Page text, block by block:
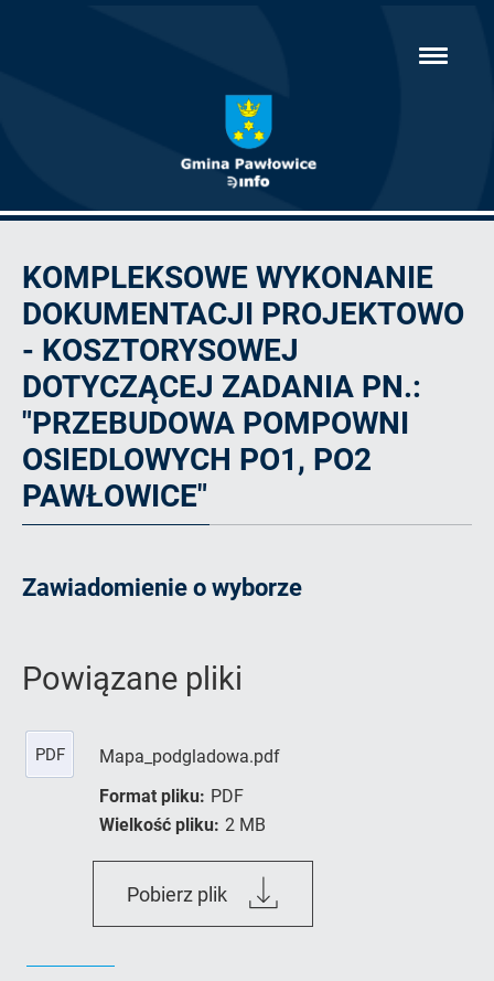
KOMPLEKSOWE WYKONANIE
DOKUMENTACJI PROJEKTOWO
- KOSZTORYSOWEJ
DOTYCZĄCEJ ZADANIA PN.:
"PRZEBUDOWA POMPOWNI
OSIEDLOWYCH PO1, PO2
PAWŁOWICE"
Zawiadomienie o wyborze
Powiązane pliki
PDF
Mapa_podgladowa.pdf
Format pliku: PDF
Wielkość pliku: 2 MB
Pobierz plik Mapa_podgladowa.pdf